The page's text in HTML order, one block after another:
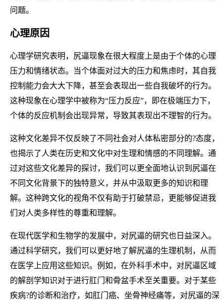
问题。
心理原因
心理学研究表明，尻逼现象在很大程度上是由于个体的心理
压力和情绪状态。当个体面对过大的压力和焦虑时，其自我
控制能力会大大下降，甚至会表现出一些自我破坏的行为。
这种现象在心理学中被称为“压力反应”，即在极端压力下，
个体的反应机制会出现异常，导致其表现出不理智的行为。
这种文化差异不仅反映了不同社会对人体私密部分的?态度，
也揭示了人类在历史和文化中对生理和情感的不同理解。通
过对这些文化差异的探讨，我们可以更全面地认识到尻逼在
不同文化背景下的独特意义，并从中汲取更多的知识和理
解。这种跨文化的视角不仅有助于打破禁忌，更能够促进我
们对人类多样性的尊重和理解。
在现代医学和生物学的发展中，对尻逼的研究也日益深入。
通过科学研究，我们可以更好地了解尻逼的生理机制，从而
在医学上应用这些知识。例如，在外科手术中，对尻逼区域
的解剖学知识对于进行肛门和骨盆手术至关重要。对于某些
疾病?的诊断和治疗，如肛门癌、坐骨神经痛等，对尻逼的深